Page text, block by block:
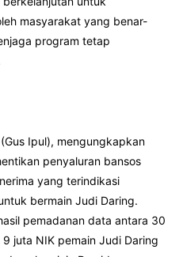
masyarakat yang benar-
program tetap
Ipul), mengungkapkan
penyaluran bansos
yang terindikasi
bermain Judi Daring.
pemadanan data antara 30
juta NIK pemain Judi Daring